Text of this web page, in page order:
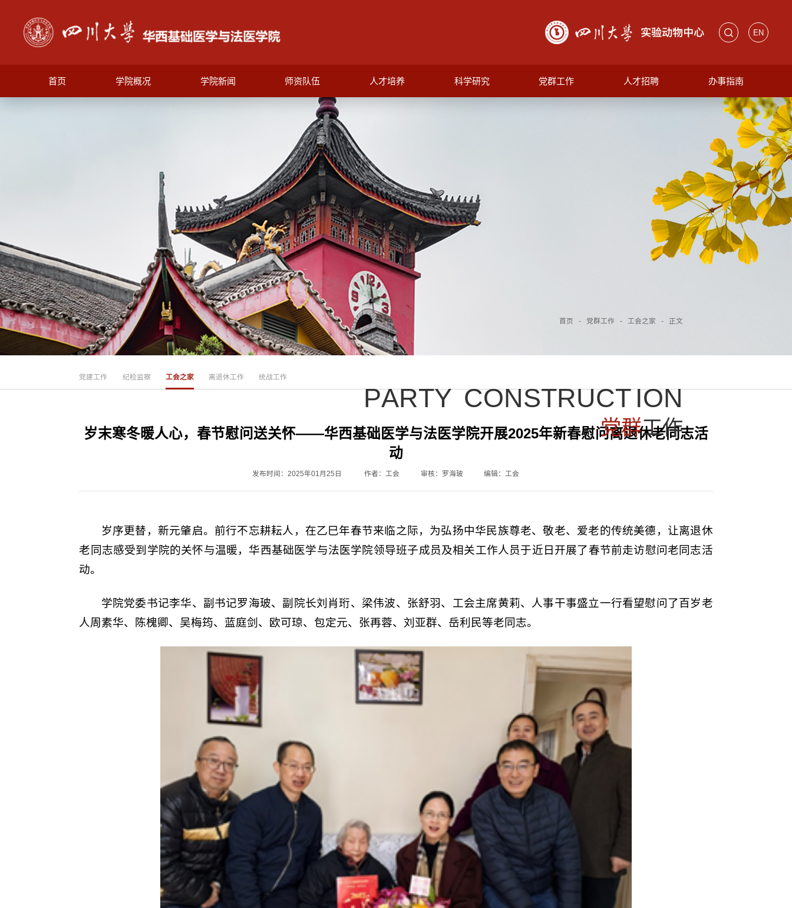
EN
首页 学院概况 学院新闻 师资队伍 人才培养 科学研究 党群工作 人才招聘 办事指南
PARTY CONSTRUCTION
党群工作
首页 - 党群工作 - 工会之家 - 正文
党建工作 纪检监察 工会之家 离退休工作 统战工作
岁末寒冬暖人心，春节慰问送关怀——华西基础医学与法医学院开展2025年新春慰问离退休老同志活
动
发布时间：2025年01月25日 作者：工会 审核：罗海玻 编辑：工会
岁序更替，新元肇启。前行不忘耕耘人，在乙巳年春节来临之际，为弘扬中华民族尊老、敬老、爱老的传统美德，让离退休
老同志感受到学院的关怀与温暖，华西基础医学与法医学院领导班子成员及相关工作人员于近日开展了春节前走访慰问老同志活
动。
学院党委书记李华、副书记罗海玻、副院长刘肖珩、梁伟波、张舒羽、工会主席黄莉、人事干事盛立一行看望慰问了百岁老
人周素华、陈槐卿、吴梅筠、蓝庭剑、欧可琼、包定元、张再蓉、刘亚群、岳利民等老同志。